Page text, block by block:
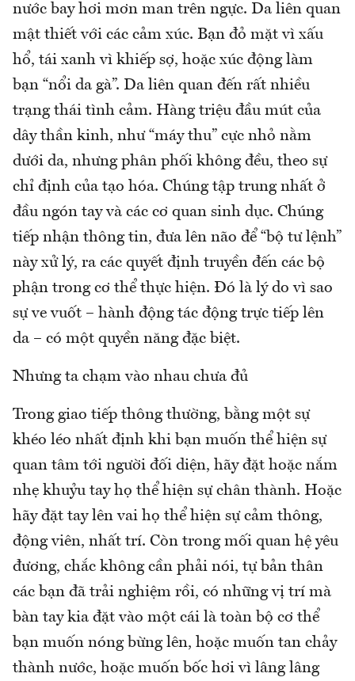
nước bay hơi mơn man trên ngực. Da liên quan
mật thiết với các cảm xúc. Bạn đỏ mặt vì xấu
hổ, tái xanh vì khiếp sợ, hoặc xúc động làm
bạn “nổi da gà”. Da liên quan đến rất nhiều
trạng thái tình cảm. Hàng triệu đầu mút của
dây thần kinh, như “máy thu” cực nhỏ nằm
dưới da, nhưng phân phối không đều, theo sự
chỉ định của tạo hóa. Chúng tập trung nhất ở
đầu ngón tay và các cơ quan sinh dục. Chúng
tiếp nhận thông tin, đưa lên não để “bộ tư lệnh”
này xử lý, ra các quyết định truyền đến các bộ
phận trong cơ thể thực hiện. Đó là lý do vì sao
sự ve vuốt – hành động tác động trực tiếp lên
da – có một quyền năng đặc biệt.
Nhưng ta chạm vào nhau chưa đủ
Trong giao tiếp thông thường, bằng một sự
khéo léo nhất định khi bạn muốn thể hiện sự
quan tâm tới người đối diện, hãy đặt hoặc nắm
nhẹ khuỷu tay họ thể hiện sự chân thành. Hoặc
hãy đặt tay lên vai họ thể hiện sự cảm thông,
động viên, nhất trí. Còn trong mối quan hệ yêu
đương, chắc không cần phải nói, tự bản thân
các bạn đã trải nghiệm rồi, có những vị trí mà
bàn tay kia đặt vào một cái là toàn bộ cơ thể
bạn muốn nóng bừng lên, hoặc muốn tan chảy
thành nước, hoặc muốn bốc hơi vì lâng lâng